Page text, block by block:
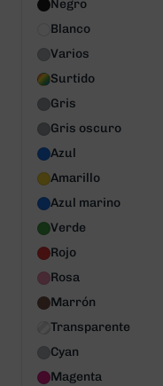
Negro
Blanco
Varios
Surtido
Gris
Gris oscuro
Azul
Amarillo
Azul marino
Verde
Rojo
Rosa
Marrón
Transparente
Cyan
Magenta